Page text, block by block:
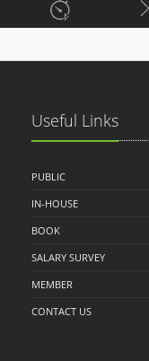
Useful Links
PUBLIC
IN-HOUSE
BOOK
SALARY SURVEY
MEMBER
CONTACT US